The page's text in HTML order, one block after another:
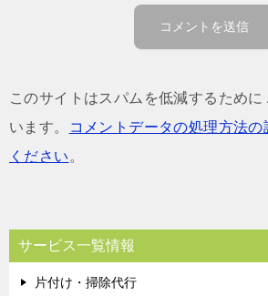
このサイトはスパムを低減するため
います。
コメントデータの処理方法
ください 。
サービス一覧情報
片付け・掃除代行